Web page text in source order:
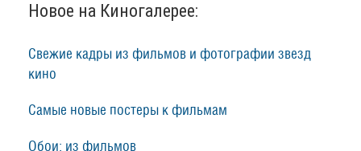
Новое на Киногалерее:
Свежие кадры из фильмов и фотографии звезд
кино
Самые новые постеры к фильмам
Обои: из фильмов